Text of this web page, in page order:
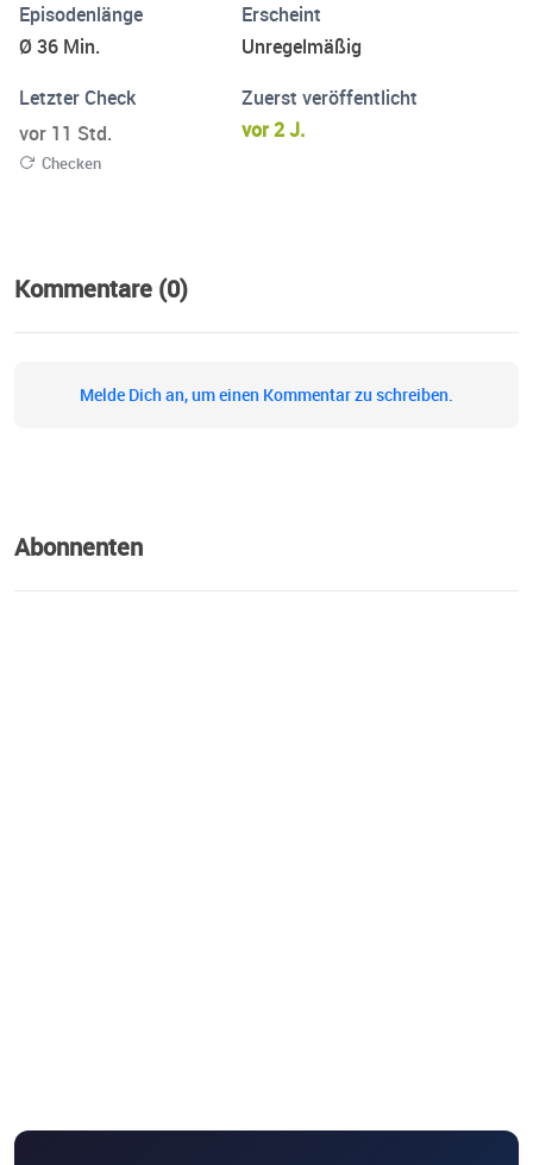
Episodenlänge
Ø 36 Min.
Erscheint
Unregelmäßig
Letzter Check
vor 11 Std.
Checken
Zuerst veröffentlicht
vor 2 J.
Kommentare (0)
Melde Dich an, um einen Kommentar zu schreiben.
Abonnenten